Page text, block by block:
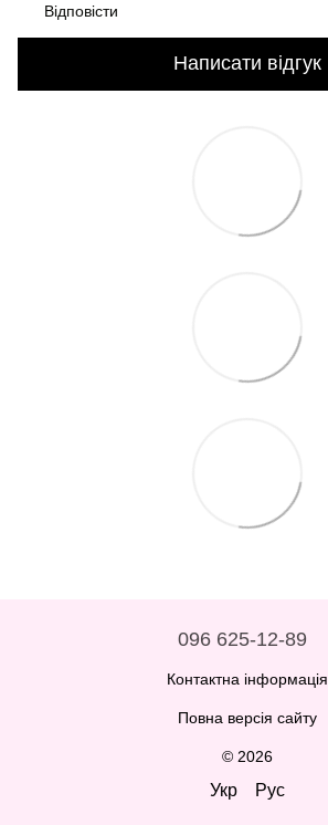
Відповісти
Написати відгук
096 625-12-89
Контактна інформація
Повна версія сайту
© 2026
Укр Рус